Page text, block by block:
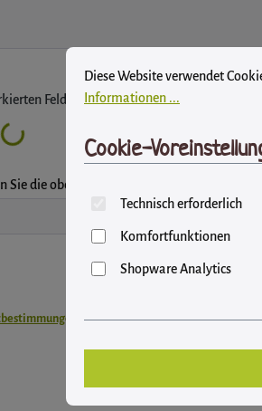
Felder sind Pflichtfelder.
Loading...
Sie die oben abgebildeten Zeichen ein
zur Kenntnis genommen und
Cookie-Voreinstellungen
Diese Website verwendet
Diese Website verwendet
Informationen ...
Cookie-
Technisch erforderlich
Komfortfunktionen
Shopware Analytics